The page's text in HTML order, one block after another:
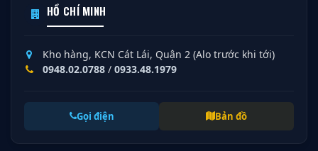
HỒ CHÍ MINH
Kho hàng, KCN Cát Lái, Quận 2 (Alo trước khi tới)
0948.02.0788 / 0933.48.1979
Gọi điện Bản đồ